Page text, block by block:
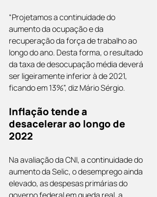
“Projetamos a continuidade do
aumento da ocupação e da
recuperação da força de trabalho ao
longo do ano. Desta forma, o resultado
da taxa de desocupação média deverá
ser ligeiramente inferior à de 2021,
ficando em 13%”, diz Mário Sérgio.
Inflação tende a
desacelerar ao longo de
2022
Na avaliação da CNI, a continuidade do
aumento da Selic, o desemprego ainda
elevado, as despesas primárias do